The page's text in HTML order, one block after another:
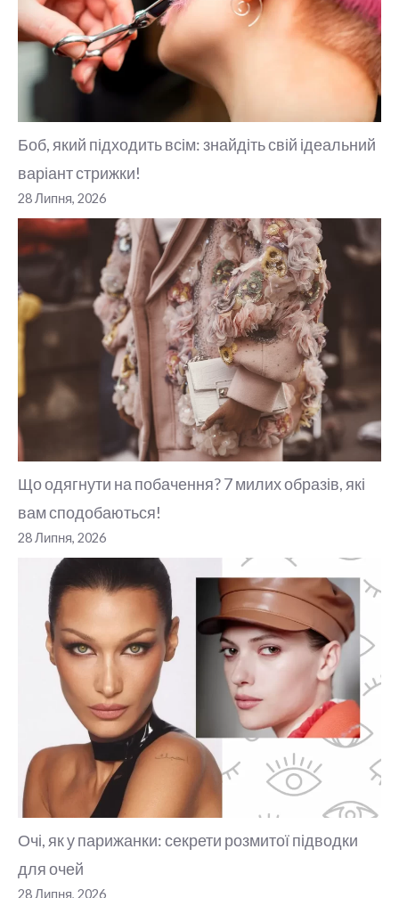
Боб, який підходить всім: знайдіть свій ідеальний
варіант стрижки!
28 Липня, 2026
Що одягнути на побачення? 7 милих образів, які
вам сподобаються!
28 Липня, 2026
Очі, як у парижанки: секрети розмитої підводки
для очей
28 Липня, 2026